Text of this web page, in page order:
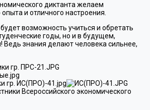
диктанта желаем
и отличного настроения.
возможность учиться и обретать
годы, но и в будущем,
Ведь знания делают человека сильнее,